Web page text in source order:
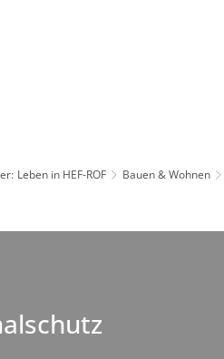
Leben in HEF-ROF Bauen & Wohnen